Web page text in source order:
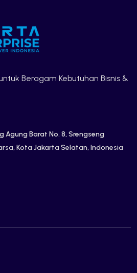
Beragam Kebutuhan Bisnis &
Agung Barat No. 8, Srengseng
Kota Jakarta Selatan, Indonesia